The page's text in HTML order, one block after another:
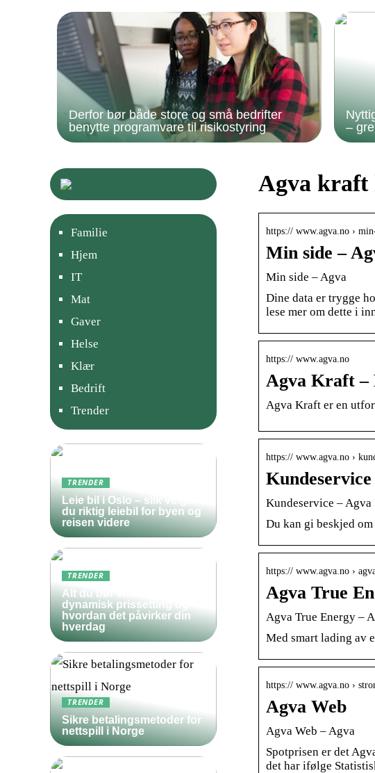
Derfor bør både store og små bedrifter
benytte programvare til risikostyring
–
Agva kraft
https:// www.agva.no ›
Min side –
Min side – Agva
Dine data er trygge
lese mer om dette i
https:// www.agva.no
Agva Kraft –
Agva Kraft er en
https:// www.agva.no ›
Kundeservice – Agva
Du kan gi beskjed
https:// www.agva.no ›
Agva True
Agva True Energy –
Med smart lading av
https:// www.agva.no ›
Agva Web
Agva Web – Agva
Spotprisen er det
det har ifølge
Familie
Hjem
IT
Mat
Gaver
Helse
Klær
Bedrift
Trender
TRENDER
Leie bil i Oslo – slik velger
du riktig leiebil for byen og
reisen videre
TRENDER
Alt du bør vite om
dynamisk prissetting og
hvordan det påvirker din
hverdag
TRENDER
Sikre betalingsmetoder for
nettspill i Norge